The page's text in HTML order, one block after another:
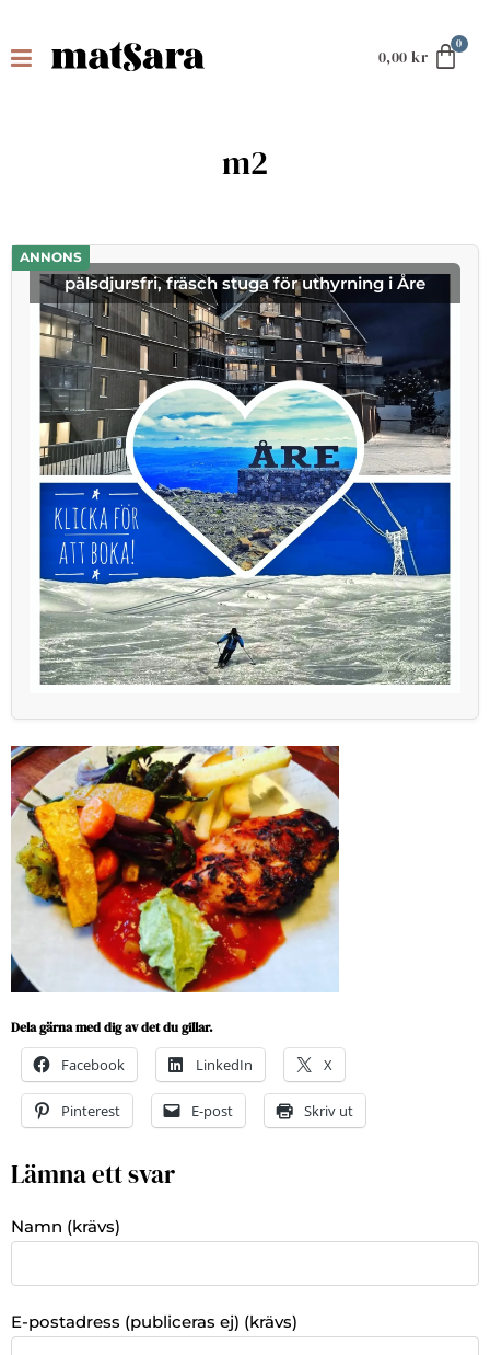
0,00 kr
m2
ANNONS
pälsdjursfri, fräsch stuga för uthyrning i Åre
Dela gärna med dig av det du gillar.
Facebook LinkedIn X
Pinterest E-post Skriv ut
Lämna ett svar
Namn (krävs)
E-postadress (publiceras ej) (krävs)